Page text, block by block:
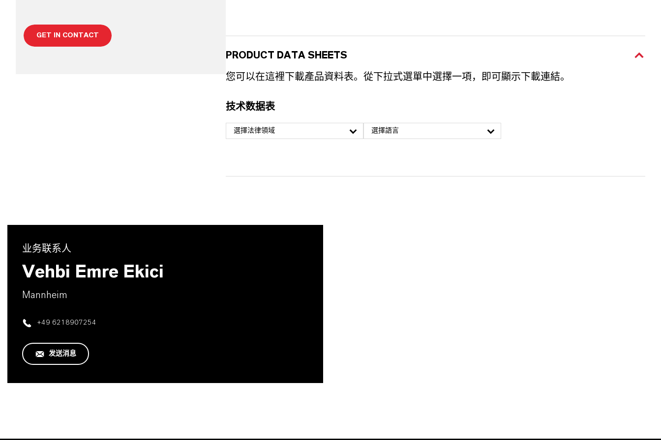
GET IN CONTACT
PRODUCT DATA SHEETS
您可以在這裡下載產品資料表。從下拉式選單中選擇一項，即可顯示下載連結。
技术数据表
選擇法律領域 選擇語言
业务联系人
Vehbi Emre Ekici
Mannheim
+49 6218907254
发送消息